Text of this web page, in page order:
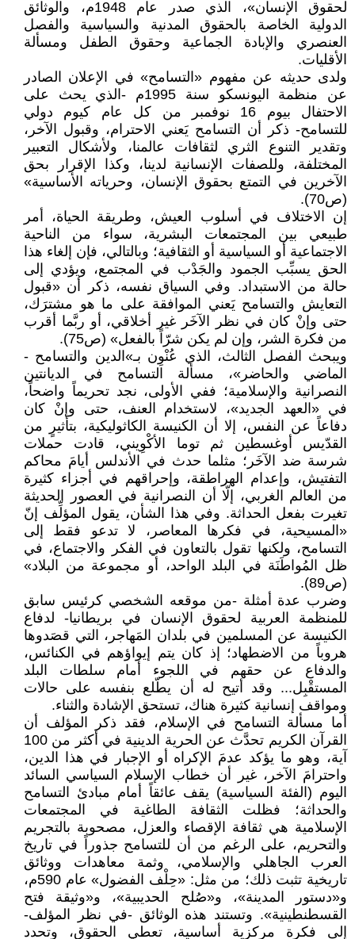
لحقوق الإنسان»، الذي صدر عام 1948م، والوثائق
الدولية الخاصة بالحقوق المدنية والسياسية والفصل
العنصري والإبادة الجماعية وحقوق الطفل ومسألة
الأقليات.
ولدى حديثه عن مفهوم «التسامح» في الإعلان الصادر
عن منظمة اليونسكو سنة 1995م -الذي يحث على
الاحتفال بيوم 16 نوفمبر من كل عام كيوم دولي
للتسامح- ذكر أن التسامح يَعني الاحترام، وقبول الآخر،
وتقدير التنوع الثري لثقافات عالمنا، ولأشكال التعبير
المختلفة، وللصفات الإنسانية لدينا، وكذا الإقرار بحق
الآخرين في التمتع بحقوق الإنسان، وحرياته الأساسية»
(ص70).
إن الاختلاف في أسلوب العيش، وطريقة الحياة، أمر
طبيعي بين المجتمعات البشرية، سواء من الناحية
الاجتماعية أو السياسية أو الثقافية؛ وبالتالي، فإن إلغاء هذا
الحق يسبِّب الجمود والجَدْب في المجتمع، ويؤدي إلى
حالة من الاستبداد. وفي السياق نفسه، ذكر أن «قبول
التعايش والتسامح يَعني الموافقة على ما هو مشترَك،
حتى وإنْ كان في نظر الآخَر غير أخلاقي، أو ربَّما أقرب
من فكرة الشر، وإن لم يكن شرّاً بالفعل» (ص75).
ويبحث الفصل الثالث، الذي عُنْوِن بـ»الدين والتسامح -
الماضي والحاضر»، مسألة التسامح في الديانتين
النصرانية والإسلامية؛ ففي الأولى، نجد تحريماً واضحاً،
في «العهد الجديد»، لاستخدام العنف، حتى وإنْ كان
دفاعاً عن النفس، إلا أن الكنيسة الكاثوليكية، بتأثيرٍ من
القدّيس أوغسطين ثم توما الأكْوِيني، قادت حملات
شرسة ضد الآخَر؛ مثلما حدث في الأندلس أيامَ محاكم
التفتيش، وإعدام الهراطقة، وإحراقهم في أجزاء كثيرة
من العالم الغربي، إلّا أن النصرانية في العصور الحديثة
تغيرت بفعل الحداثة. وفي هذا الشأن، يقول المؤلِّف إنّ
«المسيحية، في فكرها المعاصر، لا تدعو فقط إلى
التسامح، ولكنها تقول بالتعاون في الفكر والاجتماع، في
ظل المُواطَنَة في البلد الواحد، أو مجموعة من البلاد»
(ص89).
وضرب عدة أمثلة -من موقعه الشخصي كرئيس سابق
للمنظمة العربية لحقوق الإنسان في بريطانيا- لدفاع
الكنيسة عن المسلمين في بلدان المَهاجر، التي قصَدوها
هروباً من الاضطهاد؛ إذ كان يتم إيواؤهم في الكنائس،
والدفاع عن حقهم في اللجوء أمام سلطات البلد
المستقْبِل... وقد أتيح له أن يطّلع بنفسه على حالات
ومواقف إنسانية كثيرة هناك، تستحق الإشادة والثناء.
أما مسألة التسامح في الإسلام، فقد ذكر المؤلف أن
القرآن الكريم تحدَّث عن الحرية الدينية في أكثر من 100
آية، وهو ما يؤكد عدمَ الإكراه أو الإجبار في هذا الدين،
واحترامَ الآخر، غير أن خطاب الإسلام السياسي السائد
اليوم (الفئة السياسية) يقف عائقاً أمام مبادئ التسامح
والحداثة؛ فظلت الثقافة الطاغية في المجتمعات
الإسلامية هي ثقافة الإقصاء والعزل، مصحوبة بالتجريم
والتحريم، على الرغم من أن للتسامح جذوراً في تاريخ
العرب الجاهلي والإسلامي، وثمة معاهدات ووثائق
تاريخية تثبت ذلك؛ من مثل: «حِلْف الفضول» عام 590م،
و«دستور المدينة»، و«صُلح الحديبية»، و«وثيقة فتح
القسطنطينية». وتستند هذه الوثائق -في نظر المؤلف-
إلى فكرة مركزية أساسية، تعطي الحقوق، وتحدد